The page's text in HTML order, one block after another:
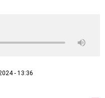
- 13:36